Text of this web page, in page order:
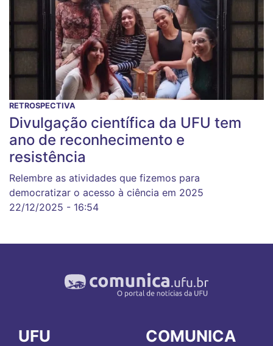
RETROSPECTIVA
Divulgação científica da UFU tem
ano de reconhecimento e
resistência
Relembre as atividades que fizemos para
democratizar o acesso à ciência em 2025
22/12/2025 - 16:54
UFU COMUNICA